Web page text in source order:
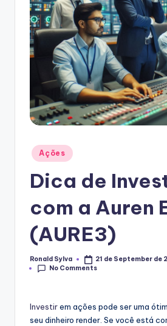
Posted
in
Ações
Dica de
com a Auren
(AURE3)
Posted
by
Ronald Sylva
21 de September de
No Comments
Investirem ações pode ser uma
seu dinheiro render. Se você está